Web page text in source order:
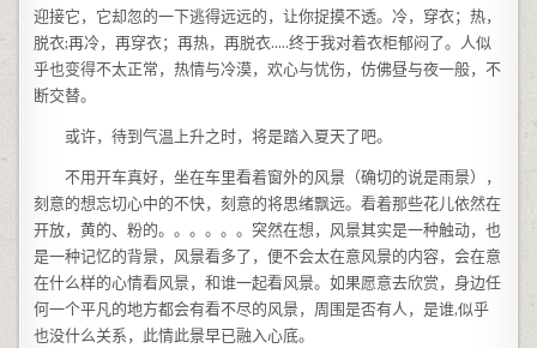
迎接它，它却忽的一下逃得远远的，让你捉摸不透。冷，穿衣；热，
脱衣;再冷，再穿衣；再热，再脱衣…..终于我对着衣柜郁闷了。人似
乎也变得不太正常，热情与冷漠，欢心与忧伤，仿佛昼与夜一般，不
断交替。
或许，待到气温上升之时，将是踏入夏天了吧。
不用开车真好，坐在车里看着窗外的风景（确切的说是雨景），
刻意的想忘切心中的不快，刻意的将思绪飘远。看着那些花儿依然在
开放，黄的、粉的。。。。。。突然在想，风景其实是一种触动，也
是一种记忆的背景，风景看多了，便不会太在意风景的内容，会在意
在什么样的心情看风景，和谁一起看风景。如果愿意去欣赏，身边任
何一个平凡的地方都会有看不尽的风景，周围是否有人，是谁,似乎
也没什么关系，此情此景早已融入心底。